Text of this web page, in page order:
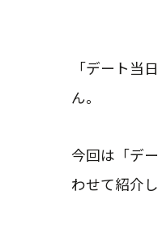
「デート
ん。
今回は「デ
わせて紹介